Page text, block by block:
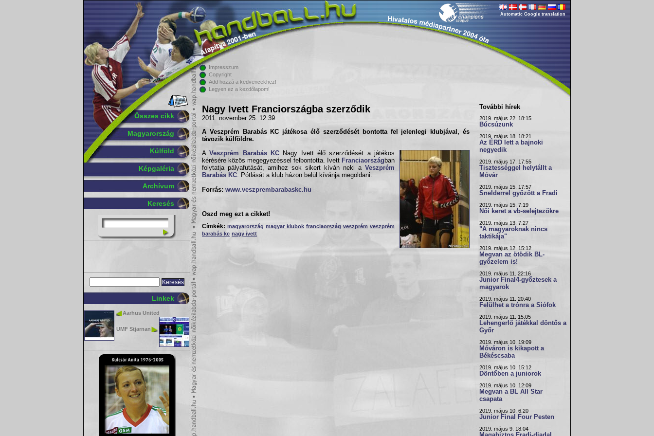
Összes cikk
Magyarország
Külföld
Képgaléria
Archívum
Keresés
Linkek
Aarhus United
UMF Stjarnan
Automatic Google translation
Impresszum
Copyright
Add hozzá a kedvencekhez!
Legyen ez a kezdőlapom!
Nagy Ivett Franciországba szerződik
2011. november 25. 12:39
A Veszprém Barabás KC játékosa élő szerződését bontotta fel jelenlegi klubjával, és
távozik külföldre.
AVeszprém Barabás KC Nagy Ivett élő szerződését a játékos
kérésére közös megegyezéssel felbontotta. Ivett Franciaország ban
folytatja pályafutását, amihez sok sikert kíván neki a Veszprém
Barabás KC . Pótlását a klub házon belül kívánja megoldani.
Forrás: www.veszprembarabaskc.hu
Oszd meg ezt a cikket!
Címkék: magyarország magyar klubok franciaország veszprém veszprém
barabás kc nagy ivett
További hírek
2019. május 22. 18:15
Búcsúzunk
2019. május 18. 18:21
Az ÉRD lett a bajnoki
negyedik
2019. május 17. 17:55
Tisztességgel helytállt a
Móvár
2019. május 15. 17:57
Snelderrel győzött a Fradi
2019. május 15. 7:19
Női keret a vb-selejtezőkre
2019. május 13. 7:27
"A magyaroknak nincs
taktikája"
2019. május 12. 15:12
Megvan az ötödik BL-
győzelem is!
2019. május 11. 22:16
Junior Final4-győztesek a
magyarok
2019. május 11. 20:40
Felülhet a trónra a Siófok
2019. május 11. 15:05
Lehengerlő játékkal döntős a
Győr
2019. május 10. 19:09
Móváron is kikapott a
Békéscsaba
2019. május 10. 15:12
Döntőben a juniorok
2019. május 10. 12:09
Megvan a BL All Star
csapata
2019. május 10. 6:20
Junior Final Four Pesten
2019. május 9. 18:04